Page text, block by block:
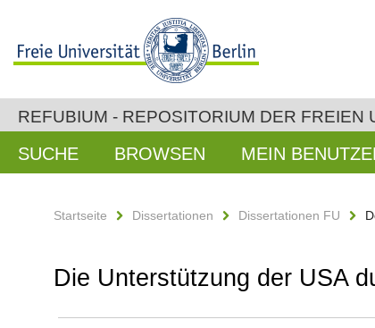
REFUBIUM - REPOSITORIUM DER FREIEN
SUCHE BROWSEN MEIN
Startseite Dissertationen Dissertationen FU
Die Unterstützung der USA